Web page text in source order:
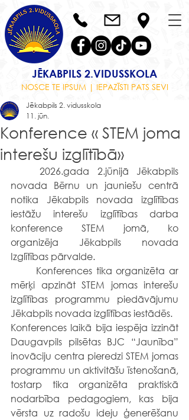
JĒKABPILS 2.VIDUSSKOLA
NOSCE TE IPSUM | IEPAZĪSTI PATS SEVI
Konference « STEM joma
interešu izglītībā»
Jēkabpils 2. vidusskola
11. jūn.
	2026.gada 2.jūnijā Jēkabpils
novada Bērnu un jauniešu centrā
notika Jēkabpils novada izglītības
iestāžu interešu izglītības darba
konference STEM jomā, ko
organizēja Jēkabpils novada
Izglītības pārvalde.
mērķi apzināt STEM jomas interešu
izglītības programmu piedāvājumu
Jēkabpils novada izglītības iestādēs.
Konferences laikā bija iespēja izzināt
Daugavpils pilsētas BJC “Jaunība”
inovāciju centra pieredzi STEM jomas
programmu un aktivitāšu īstenošanā,
tostarp tika organizēta praktiskā
nodarbība pedagogiem, kas bija
vērsta uz radošu ideju ģenerēšanu